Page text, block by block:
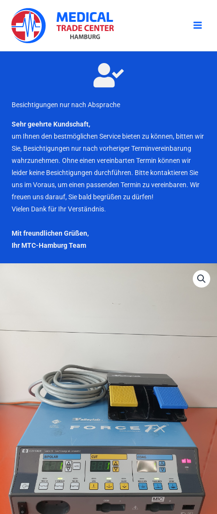
Inhalt
springen
Besichtigungen nur nach Absprache
Sehr geehrte Kundschaft,
um Ihnen den bestmöglichen Service bieten zu können, bitten wir
Sie, Besichtigungen nur nach vorheriger Terminvereinbarung
wahrzunehmen. Ohne einen vereinbarten Termin können wir
leider keine Besichtigungen durchführen. Bitte kontaktieren Sie
uns im Voraus, um einen passenden Termin zu vereinbaren. Wir
freuen uns darauf, Sie bald begrüßen zu dürfen!
Vielen Dank für Ihr Verständnis.
Mit freundlichen Grüßen,
Ihr MTC-Hamburg Team